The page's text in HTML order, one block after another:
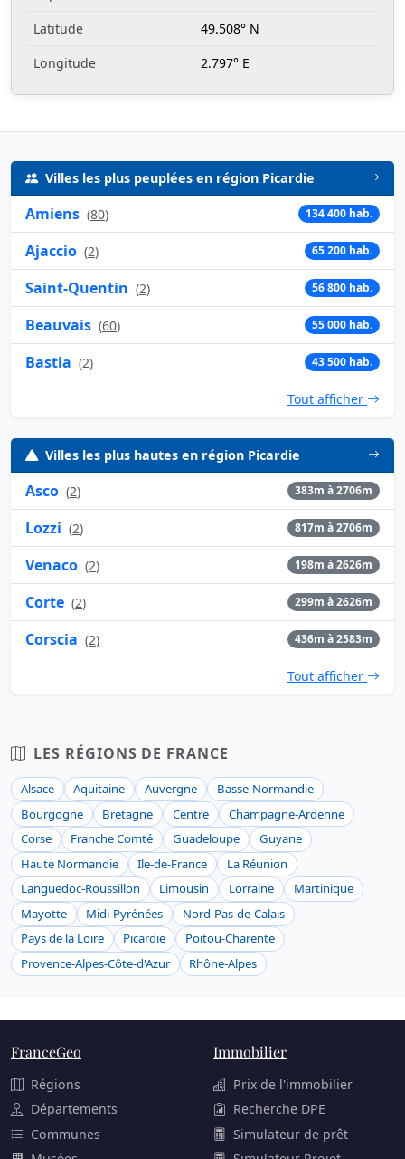
Latitude
49.508° N
Longitude
2.797° E
Villes les plus peuplées en région Picardie
Amiens (80) 134 400 hab.
Ajaccio (2) 65 200 hab.
Saint-Quentin (2) 56 800 hab.
Beauvais (60) 55 000 hab.
Bastia (2) 43 500 hab.
Tout afficher
Villes les plus hautes en région Picardie
Asco (2) 383m à 2706m
Lozzi (2) 817m à 2706m
Venaco (2) 198m à 2626m
Corte (2) 299m à 2626m
Corscia (2) 436m à 2583m
Tout afficher
LES RÉGIONS DE FRANCE
Alsace Aquitaine Auvergne
Basse-Normandie
Bourgogne
Bretagne Centre
Champagne-Ardenne
Corse
Franche Comté Guadeloupe
Guyane
Haute Normandie
Ile-de-France
La Réunion
Languedoc-Roussillon
Limousin Lorraine
Martinique
Mayotte
Midi-Pyrénées
Nord-Pas-de-Calais
Pays de la Loire
Picardie
Poitou-Charente
Provence-Alpes-Côte-d'Azur
Rhône-Alpes
FranceGeo
Régions
Départements
Communes
Immobilier
Prix de l'immobilier
Recherche DPE
Simulateur de prêt